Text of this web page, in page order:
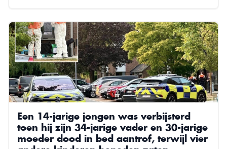
Een 14-jarige jongen was verbijsterd
toen hij zijn 34-jarige vader en 30-jarige
moeder dood in bed aantrof, terwijl vier